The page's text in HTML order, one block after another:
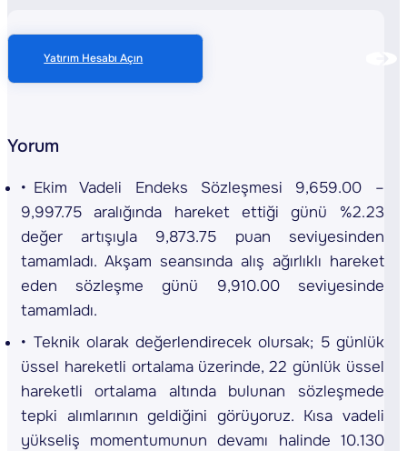
Yatırım Hesabı Açın
Yorum
Ekim Vadeli Endeks Sözleşmesi 9,659.00 –
9,997.75 aralığında hareket ettiği günü %2.23
değer artışıyla 9,873.75 puan seviyesinden
tamamladı. Akşam seansında alış ağırlıklı hareket
eden sözleşme günü 9,910.00 seviyesinde
tamamladı.
Teknik olarak değerlendirecek olursak; 5 günlük
üssel hareketli ortalama üzerinde, 22 günlük üssel
hareketli ortalama altında bulunan sözleşmede
tepki alımlarının geldiğini görüyoruz. Kısa vadeli
yükseliş momentumunun devamı halinde 10.130